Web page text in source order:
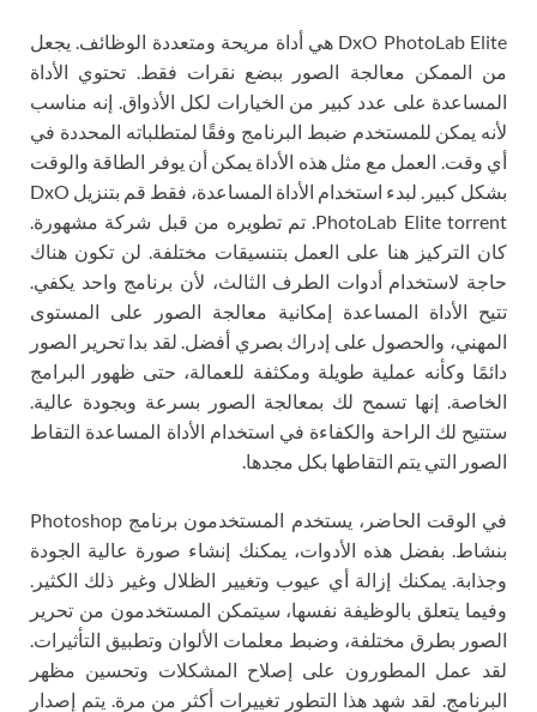
DxO PhotoLab Elite هي أداة مريحة ومتعددة الوظائف. يجعل
من الممكن معالجة الصور ببضع نقرات فقط. تحتوي الأداة
المساعدة على عدد كبير من الخيارات لكل الأذواق. إنه مناسب
لأنه يمكن للمستخدم ضبط البرنامج وفقًا لمتطلباته المحددة في
أي وقت. العمل مع مثل هذه الأداة يمكن أن يوفر الطاقة والوقت
بشكل كبير. لبدء استخدام الأداة المساعدة، فقط قم بتنزيل DxO
PhotoLab Elite torrent. تم تطويره من قبل شركة مشهورة.
كان التركيز هنا على العمل بتنسيقات مختلفة. لن تكون هناك
حاجة لاستخدام أدوات الطرف الثالث، لأن برنامج واحد يكفي.
تتيح الأداة المساعدة إمكانية معالجة الصور على المستوى
المهني، والحصول على إدراك بصري أفضل. لقد بدا تحرير الصور
دائمًا وكأنه عملية طويلة ومكثفة للعمالة، حتى ظهور البرامج
الخاصة. إنها تسمح لك بمعالجة الصور بسرعة وبجودة عالية.
ستتيح لك الراحة والكفاءة في استخدام الأداة المساعدة التقاط
الصور التي يتم التقاطها بكل مجدها.
في الوقت الحاضر، يستخدم المستخدمون برنامج Photoshop
بنشاط. بفضل هذه الأدوات، يمكنك إنشاء صورة عالية الجودة
وجذابة. يمكنك إزالة أي عيوب وتغيير الظلال وغير ذلك الكثير.
وفيما يتعلق بالوظيفة نفسها، سيتمكن المستخدمون من تحرير
الصور بطرق مختلفة، وضبط معلمات الألوان وتطبيق التأثيرات.
لقد عمل المطورون على إصلاح المشكلات وتحسين مظهر
البرنامج. لقد شهد هذا التطور تغييرات أكثر من مرة. يتم إصدار